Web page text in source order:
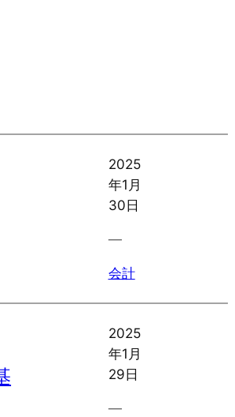
2025
年1月
30日
―
会計
2025
年1月
29日
―